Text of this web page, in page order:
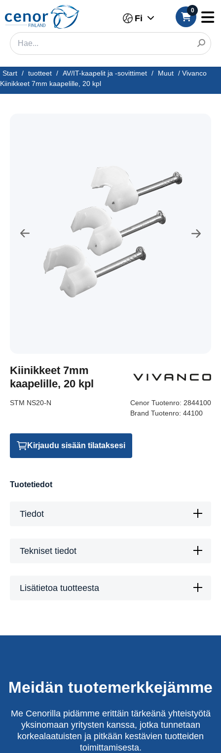
Fi
0
Start / tuotteet / AV/IT-kaapelit ja -sovittimet / Muut / Vivanco
Kiinikkeet 7mm kaapelille, 20 kpl
Kiinikkeet 7mm
kaapelille, 20 kpl
STM NS20-N Cenor Tuotenro: 2844100
Brand Tuotenro: 44100
Kirjaudu sisään tilataksesi
Tuotetiedot
Tiedot
Tekniset tiedot
Lisätietoa tuotteesta
Meidän tuotemerkkejämme
Me Cenorilla pidämme erittäin tärkeänä yhteistyötä
yksinomaan yritysten kanssa, jotka tunnetaan
korkealaatuisten ja pitkään kestävien tuotteiden
toimittamisesta.